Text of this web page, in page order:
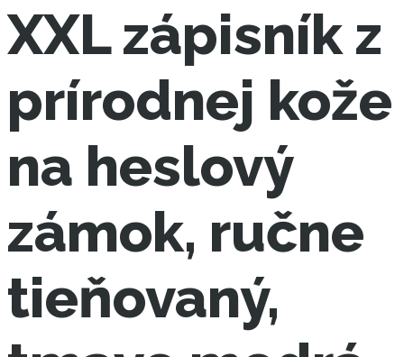
XXL zápisník z
prírodnej kože
na heslový
zámok, ručne
tieňovaný,